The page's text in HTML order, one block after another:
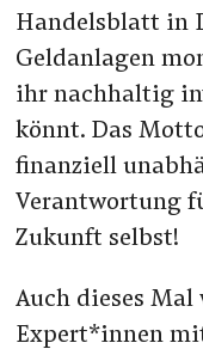
Handelsblatt in
Geldanlagen
ihr nachhaltig
könnt. Das
finanziell
Verantwortung
Zukunft selbst!
Auch dieses Mal
Expert*innen